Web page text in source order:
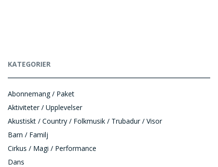
KATEGORIER
Abonnemang / Paket
Aktiviteter / Upplevelser
Akustiskt / Country / Folkmusik / Trubadur / Visor
Barn / Familj
Cirkus / Magi / Performance
Dans